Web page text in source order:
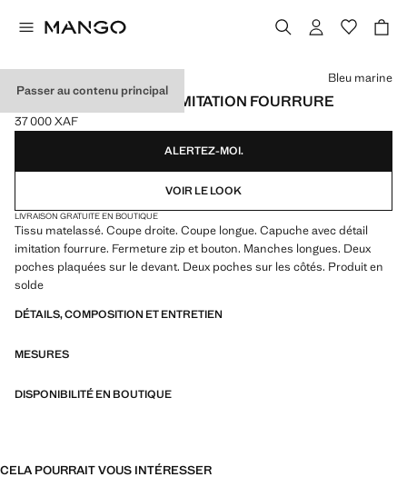
Passer au contenu principal
ANORAK À CAPUCHE IMITATION FOURRURE
Prix actuel [37 000 XAF ]
37 000 XAF
Choisissez une couleur
Bleu marine
ALERTEZ-MOI.
VOIR LE LOOK
LIVRAISON GRATUITE EN BOUTIQUE
Tissu matelassé. Coupe droite. Coupe longue. Capuche avec détail
imitation fourrure. Fermeture zip et bouton. Manches longues. Deux
poches plaquées sur le devant. Deux poches sur les côtés. Produit en
solde
DÉTAILS, COMPOSITION ET ENTRETIEN
MESURES
DISPONIBILITÉ EN BOUTIQUE
CELA POURRAIT VOUS INTÉRESSER